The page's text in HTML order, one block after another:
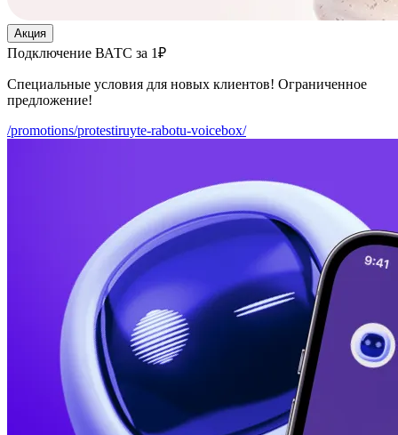
Акция
Подключение ВАТС за 1₽
Специальные условия для новых клиентов! Ограниченное
предложение!
/promotions/protestiruyte-rabotu-voicebox/